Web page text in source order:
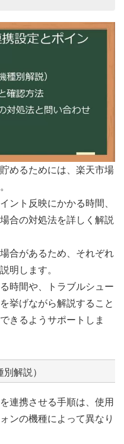
めるためには、楽天市場
ント反映にかかる時間、
合の対処法を詳しく解説
合があるため、それぞれ
明します。
時間や、トラブルシュー
挙げながら解説すること
きるようサポートしま
解説）
連携させる手順は、使用
ンの機種によって異なり